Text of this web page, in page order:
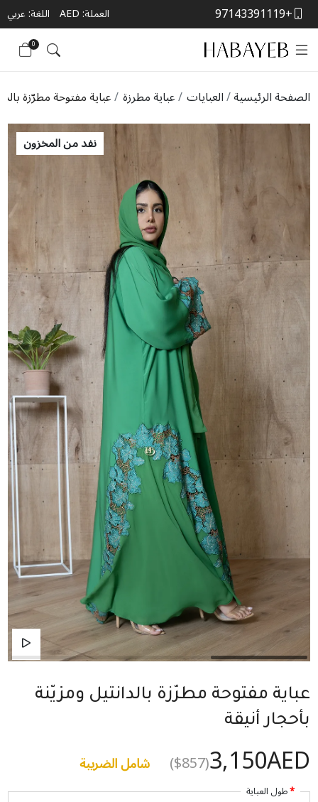
+97143391119 العملة:AED اللغة: عربي
0
الصفحة الرئيسية العبايات عباية مطرزة عباية مفتوحة مطرّزة
نفد من المخزون
عباية مفتوحة مطرّزة بالدانتيل ومزيّنة
بأحجار أنيقة
3,150AED
($857) شامل الضريبة
طول العباية